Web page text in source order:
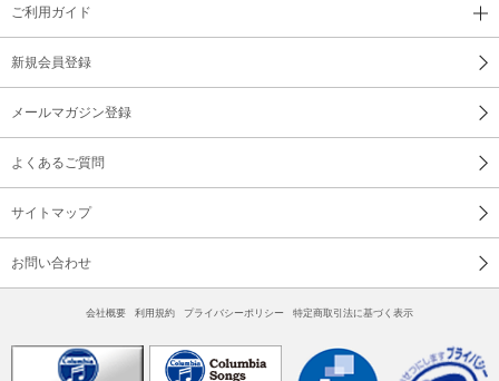
ご利用ガイド
新規会員登録
メールマガジン登録
よくあるご質問
サイトマップ
お問い合わせ
会社概要 利用規約 プライバシーポリシー 特定商取引法に基づく表示